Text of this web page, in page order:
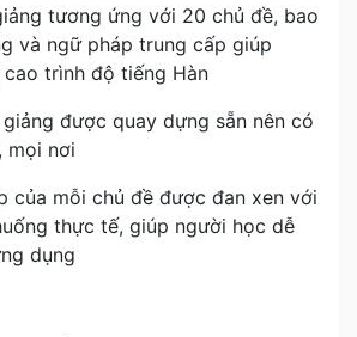
tương ứng với 20 chủ đề, bao
và ngữ pháp trung cấp giúp
trình độ tiếng Hàn
được quay dựng sẵn nên có
mọi nơi
của mỗi chủ đề được đan xen với
thực tế, giúp người học dễ
dụng